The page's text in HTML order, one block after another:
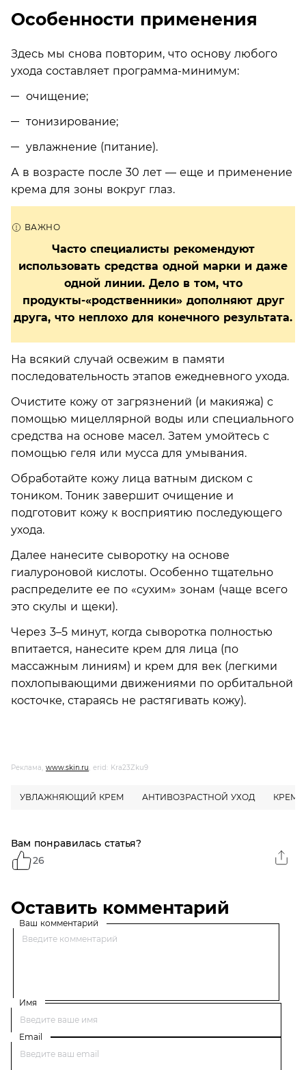
Особенности применения
Здесь мы снова повторим, что основу любого
ухода составляет программа-минимум:
очищение;
тонизирование;
увлажнение (питание).
А в возрасте после 30 лет — еще и применение
крема для зоны вокруг глаз.
Часто специалисты рекомендуют
использовать средства одной марки и даже
одной линии. Дело в том, что
продукты-«родственники» дополняют друг
друга, что неплохо для конечного результата.
На всякий случай освежим в памяти
последовательность этапов ежедневного ухода.
Очистите кожу от загрязнений (и макияжа) с
помощью мицеллярной воды или специального
средства на основе масел. Затем умойтесь с
помощью геля или мусса для умывания.
Обработайте кожу лица ватным диском с
тоником. Тоник завершит очищение и
подготовит кожу к восприятию последующего
ухода.
Далее нанесите сыворотку на основе
гиалуроновой кислоты. Особенно тщательно
распределите ее по «сухим» зонам (чаще всего
это скулы и щеки).
Через 3–5 минут, когда сыворотка полностью
впитается, нанесите крем для лица (по
массажным линиям) и крем для век (легкими
похлопывающими движениями по орбитальной
косточке, стараясь не растягивать кожу).
Реклама, www.skin.ru, erid: Kra23Zku9
УВЛАЖНЯЮЩИЙ КРЕМ АНТИВОЗРАСТНОЙ УХОД КРЕМ
Вам понравилась статья?
26
Оставить комментарий
Ваш комментарий
Имя
Email